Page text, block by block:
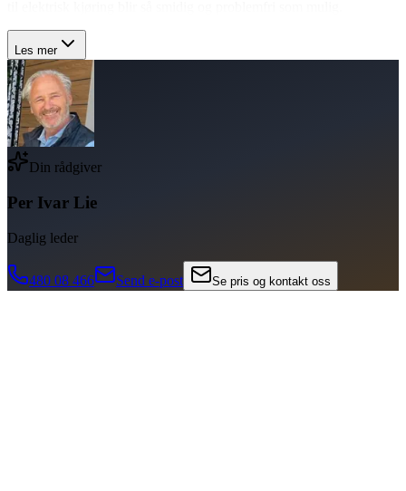
Les mer
Din rådgiver
Per Ivar Lie
Daglig leder
480 08 466 Send e-post Se pris og kontakt oss